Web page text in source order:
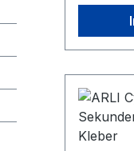
zuerst
durch
das